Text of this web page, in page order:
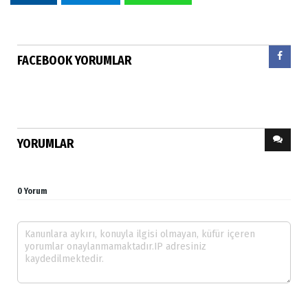
FACEBOOK YORUMLAR
YORUMLAR
0 Yorum